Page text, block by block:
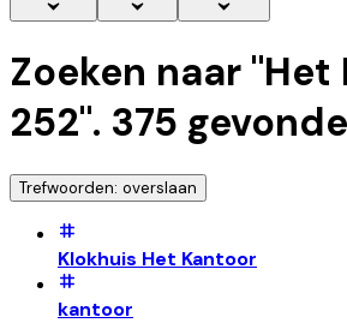
Zoeken naar "Het
252". 375
Trefwoorden: overslaan
Klokhuis Het Kantoor
kantoor